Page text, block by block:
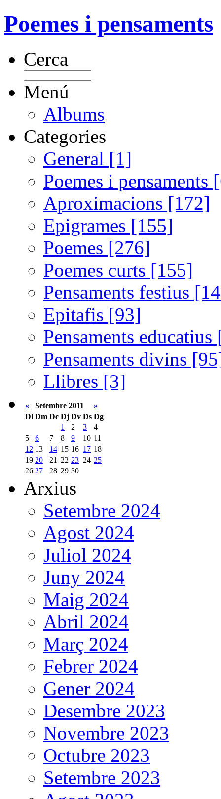
Poemes i pensaments
Cerca
Menú
Albums
Categories
General [1]
Poemes i pensaments
Aproximacions [172]
Epigrames [155]
Poemes [276]
Poemes curts [155]
Pensaments festius
Epitafis [93]
Pensaments
Pensaments divins
Llibres [3]
« Setembre 2011
»
Dl Dm Dc Dj Dv Ds Dg
1
2 3
4
5
6 7 8 9 10 11
12 13 14 15 16 17 18
19 20 21 22 23 24 25
26 27 28 29 30
Arxius
Setembre 2024
Agost 2024
Juliol 2024
Juny 2024
Maig 2024
Abril 2024
Març 2024
Febrer 2024
Gener 2024
Desembre 2023
Novembre 2023
Octubre 2023
Setembre 2023